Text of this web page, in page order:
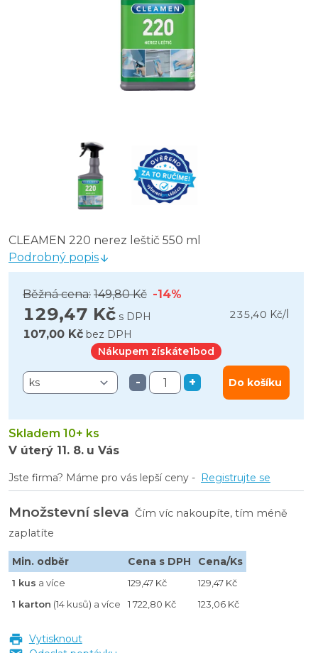
CLEAMEN 220 nerez leštič 550 ml
Podrobný popis
Běžná cena: 149,80 Kč -14%
129,47 Kč s DPH 235,40 Kč/
107,00 Kč bez DPH
Nákupem získáte1bod
- + Do košíku
Skladem 10+ ks
V úterý 11. 8. u Vás
Jste firma? Máme pro vás lepší ceny - Registrujte se
Množstevní sleva Čím víc nakoupíte, tím méně
zaplatíte
Min. odběr Cena s DPH Cena/Ks
1 kus a více 129,47 Kč
129,47 Kč
1 karton (14 kusů) a více 1 722,80 Kč 123,06 Kč
Vytisknout